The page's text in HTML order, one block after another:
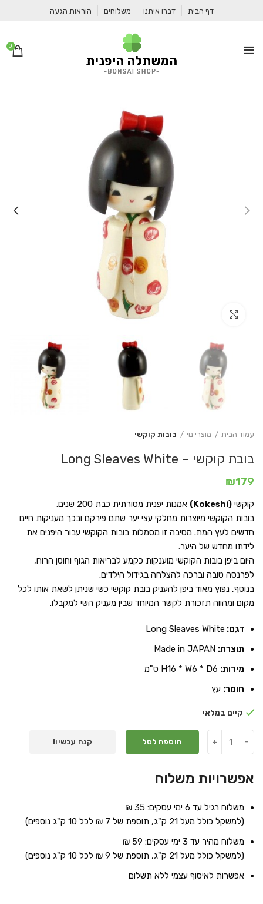
דף הבית דברו איתנו משלוחים הוראות הגעה
0
עמוד הבית מוצרי נוי בובות קוקשי
בובת קוקשי – Long Sleaves White
₪179
קוקשי (Kokeshi)
אמנות יפנית מסורתית כבת 200 שנים.
בובות הקוקשי מיוצרות מחלקי עצי יער שתם פירקם ובכך מעניקות חיים
חדשים לעץ המת. מסיבה זו מסמלות בובות הקוקשי עבור היפנים את
לידתו מחדש של היער.
היום ביפן בובות הקוקשי מוענקות כקמע לבריאות הגוף וחוסן הרוח,
לפרנסה טובה וברכה להצלחה בגידול הילדים.
בנוסף, נפוץ מאוד ביפן להעניק בובת קוקשי כשי שניתן לשאת אותו לכל
מקום ומהווה תזכורת לקשר המיוחד שבין מעניק השי למקבלו.
דגם: Long Sleaves White
תוצרת:
מידות:
חומר: עץ
קיים במלאי
הוספה לסל קנה עכשיו!
אפשרויות משלוח
משלוח רגיל עד 6 ימי עסקים: 35 ₪
(למשקל כולל מעל 21 ק"ג, תוספת של 7 ₪ לכל 10 ק"ג נוספים)
משלוח מהיר עד 3 ימי עסקים: 59 ₪
(למשקל כולל מעל 21 ק"ג, תוספת של 9 ₪ לכל 10 ק"ג נוספים)
אפשרות לאיסוף עצמי ללא תשלום